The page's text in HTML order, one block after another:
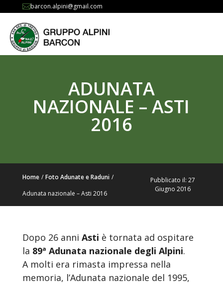
barcon.alpini@gmail.com
ADUNATA
NAZIONALE – ASTI
2016
Home / Foto Adunate e Raduni /
Adunata nazionale – Asti 2016
Pubblicato il: 27
Giugno 2016
Dopo 26 anni Asti è tornata ad ospitare
la 89ª Adunata nazionale degli Alpini.
A molti era rimasta impressa nella
memoria, l’Adunata nazionale del 1995,